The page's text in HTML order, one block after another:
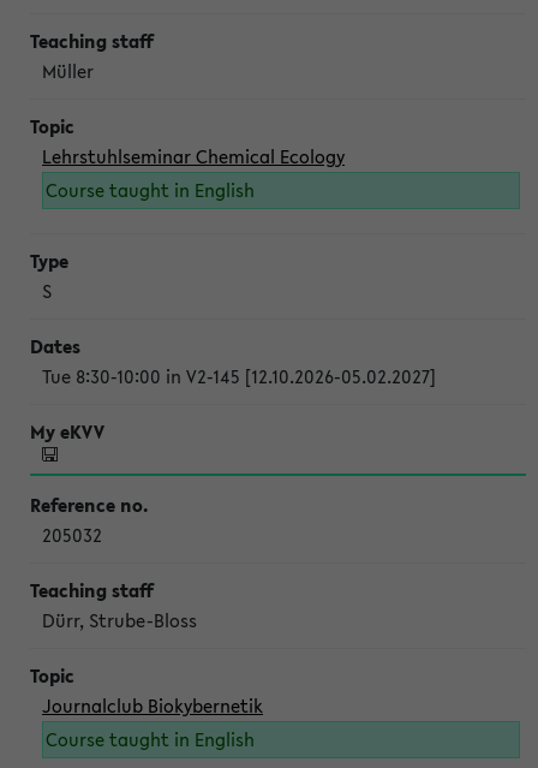
Müller
Lehrstuhlseminar Chemical Ecology
Course taught in English
S
Tue 8:30-10:00 in V2-145 [12.10.2026-05.02.2027]
205032
Dürr, Strube-Bloss
Journalclub Biokybernetik
Course taught in English